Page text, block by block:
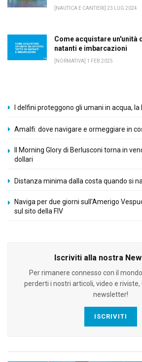
[NAUTICA E CANTIERI] 23 LUG 2024
Come acquistare un'unità
natanti e imbarcazioni
[NORMATIVA] 1 FEB 2025
I delfini proteggono gli umani in acqua, la
Amalfi: dove navigare e ormeggiare in
Il Morning Glory di Berlusconi torna in
dollari
Distanza minima dalla costa quando si
Naviga per due giorni sull'Amerigo
sul sito della FIV
Iscriviti alla nostra
Per rimanere connesso con il
perderti i nostri articoli, video e
newsletter!
ISCRIVITI